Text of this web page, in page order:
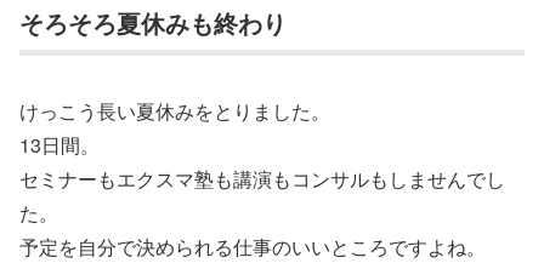
そろそろ夏休みも終わり
けっこう長い夏休みをとりました。
13日間。
セミナーもエクスマ塾も講演もコンサルもしませんでし
た。
予定を自分で決められる仕事のいいところですよね。